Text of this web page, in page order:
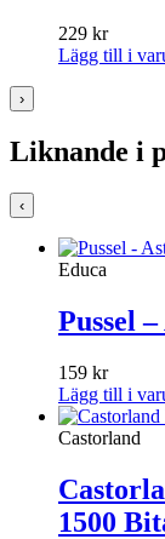
229 kr
Lägg till i
›
Liknande i
‹
Educa
Pussel
159 kr
Lägg till i
Castorland
1500